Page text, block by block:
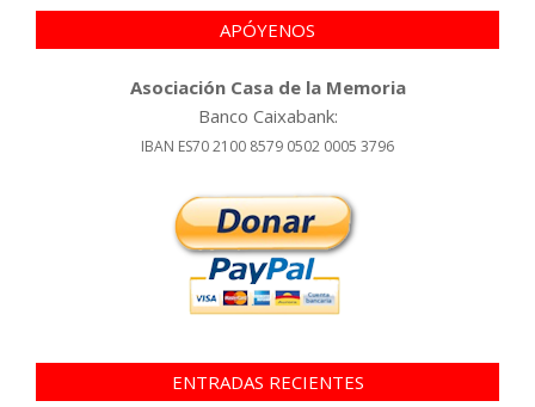
APÓYENOS
Asociación Casa de la Memoria
Banco Caixabank:
IBAN ES70 2100 8579 0502 0005 3796
ENTRADAS RECIENTES